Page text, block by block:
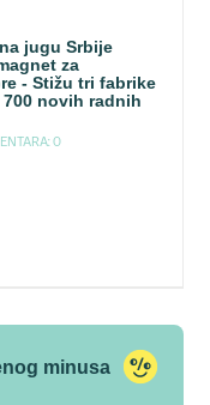
jugu Srbije
za
- Stižu tri fabrike
novih radnih
0
minusa